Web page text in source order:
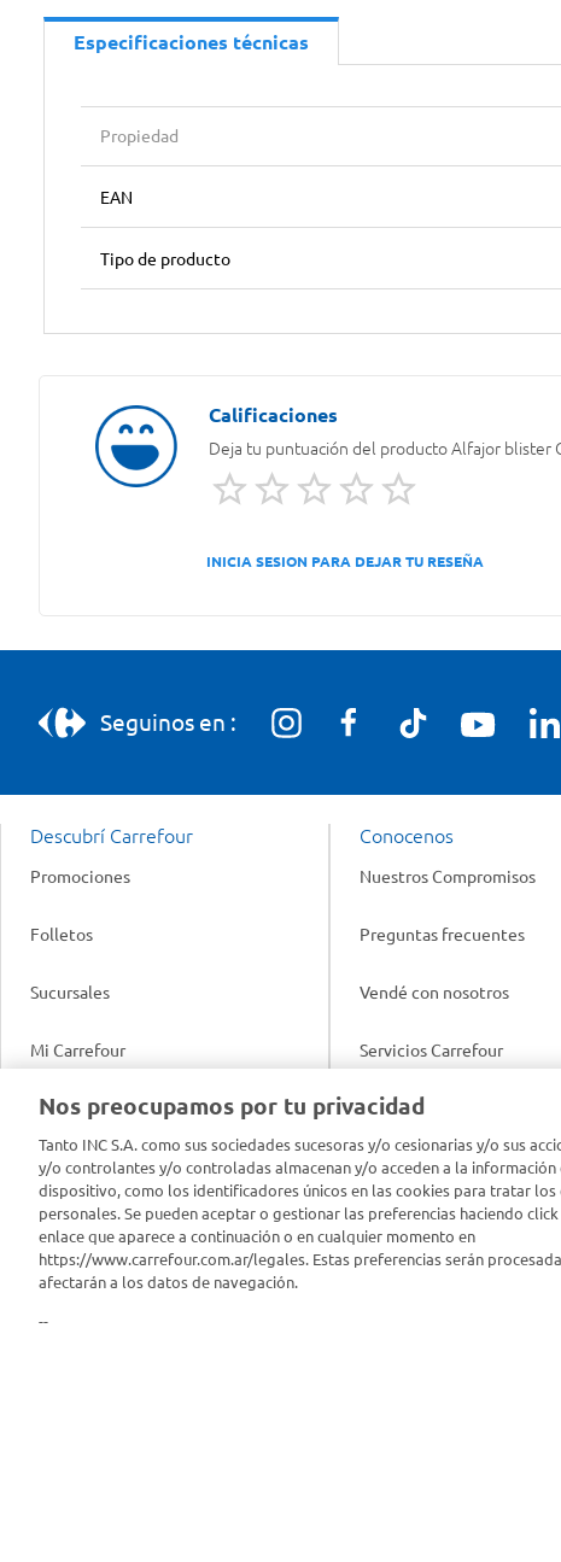
Especificaciones técnicas
Propiedad
EAN
Tipo de producto
Deja tu puntuación del productoAlfajor blister
INICIA SESION PARA DEJAR TU RESEÑA
Seguinos en :
Descubrí Carrefour
Promociones
Folletos
Sucursales
Mi Carrefour
Productos Carrefour
Tarjeta Mi Carrefour
Panel Carrefour
Puntos Verdes
Conocenos
Nuestros Compromisos
Preguntas frecuentes
Vendé con nosotros
Servicios Carrefour
Info útil
Tasas de interés
Contacto
Nos preocupamos por tu privacidad
Tanto INC S.A. como sus sociedades sucesoras y/o cesionarias y/o sus
y/o controlantes y/o controladas almacenan y/o acceden a la información
dispositivo, como los identificadores únicos en las cookies para tratar los
personales. Se pueden aceptar o gestionar las preferencias haciendo click
enlace que aparece a continuación o en cualquier momento en
https://www.carrefour.com.ar/legales. Estas preferencias serán
afectarán a los datos de navegación.
--